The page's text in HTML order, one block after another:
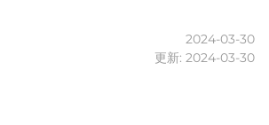
2024-03-30
更新: 2024-03-30